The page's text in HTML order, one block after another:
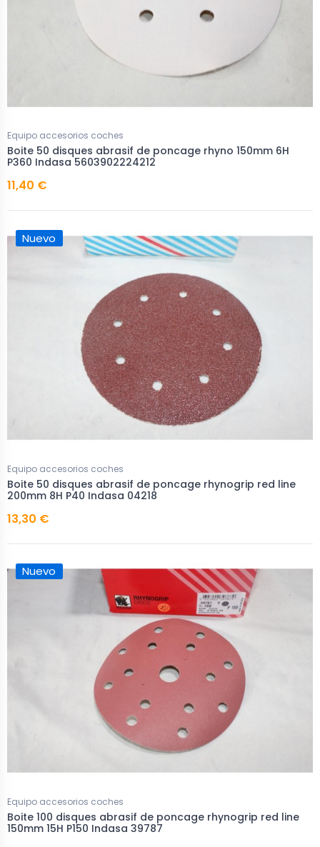
Equipo accesorios coches
Boite 50 disques abrasif de poncage rhyno 150mm 6H
P360 Indasa 5603902224212
11,40 €
Nuevo
Equipo accesorios coches
Boite 50 disques abrasif de poncage rhynogrip red line
200mm 8H P40 Indasa 04218
13,30 €
Nuevo
Equipo accesorios coches
Boite 100 disques abrasif de poncage rhynogrip red line
150mm 15H P150 Indasa 39787